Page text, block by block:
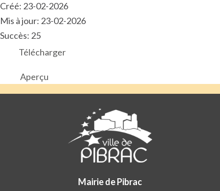
Créé: 23-02-2026
Mis à jour: 23-02-2026
Succès: 25
Télécharger
Aperçu
Mairie de Pibrac